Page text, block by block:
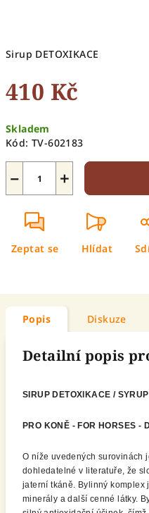
Sirup DETOXIKACE
410 Kč
cena:
Skladem
Kód: TV-602183
+
−
Zeptat se Hlídat
Popis Diskuze
Detailní popis
SIRUP DETOXlKACE /
PRO KONĚ - FOR HORSES -
O níže uvedených surovinách
dohledatelné v literatuře, že
jaterní tkáně. Bylinný komplex
minerály a další cenné látky.